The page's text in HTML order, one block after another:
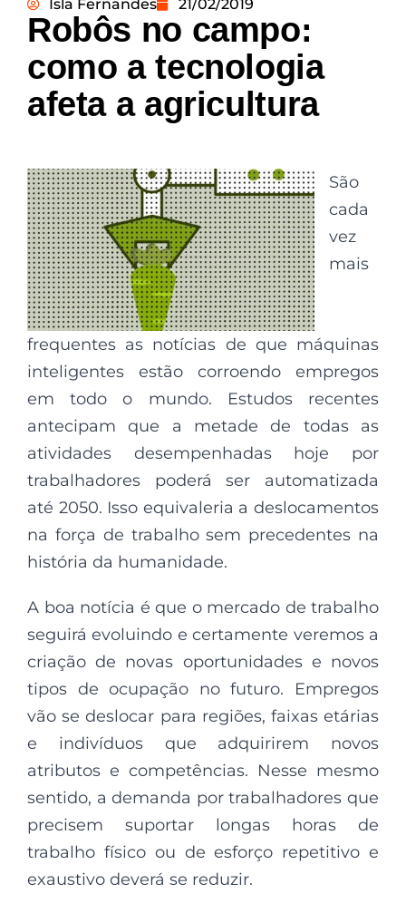
Isla Fernandes 21/02/2019
Robôs no campo:
como a tecnologia
afeta a agricultura
São
cada
vez
mais
frequentes as notícias de que máquinas
inteligentes estão corroendo empregos
em todo o mundo. Estudos recentes
antecipam que a metade de todas as
atividades desempenhadas hoje por
trabalhadores poderá ser automatizada
até 2050. Isso equivaleria a deslocamentos
na força de trabalho sem precedentes na
história da humanidade.
A boa notícia é que o mercado de trabalho
seguirá evoluindo e certamente veremos a
criação de novas oportunidades e novos
tipos de ocupação no futuro. Empregos
vão se deslocar para regiões, faixas etárias
e indivíduos que adquirirem novos
atributos e competências. Nesse mesmo
sentido, a demanda por trabalhadores que
precisem suportar longas horas de
trabalho físico ou de esforço repetitivo e
exaustivo deverá se reduzir.